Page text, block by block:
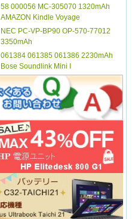
58 000056 MC-305070 1320mAh
AMAZON Kindle Voyage
NEC PC-VP-BP90 OP-570-77012
3350mAh
061384 061385 061386 2230mAh
Bose Soundlink Mini I